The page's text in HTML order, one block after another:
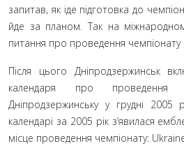
запитав, як іде підготовка до
йде за планом. Так на
питання про проведення чемпіонату
Після цього Дніпродзержинськ
календаря про проведення
Дніпродзержинську у грудні 2005
календарі за 2005 рік з’явилася
місце проведення чемпіонату: